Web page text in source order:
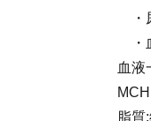
・
・
血液
脂